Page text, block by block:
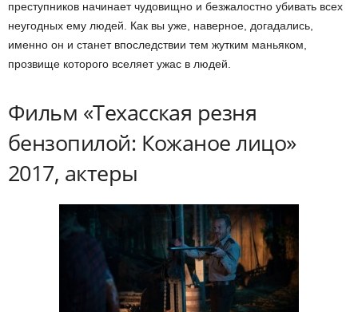
преступников начинает чудовищно и безжалостно убивать всех
неугодных ему людей. Как вы уже, наверное, догадались,
именно он и станет впоследствии тем жутким маньяком,
прозвище которого вселяет ужас в людей.
Фильм «Техасская резня
бензопилой: Кожаное лицо»
2017, актеры